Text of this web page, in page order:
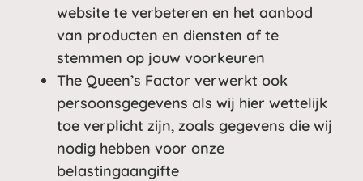
website te verbeteren en het aanbod
van producten en diensten af te
stemmen op jouw voorkeuren
The Queen’s Factor verwerkt ook
persoonsgegevens als wij hier wettelijk
toe verplicht zijn, zoals gegevens die wij
nodig hebben voor onze
belastingaangifte